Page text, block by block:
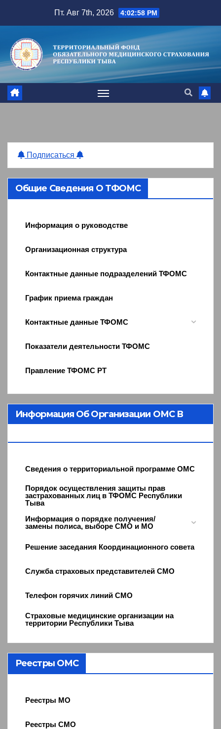
содержимому
Пт. Авг 7th, 2026 4:02:58 PM
Подписаться
Общие Сведения О ТФОМС
Информация о руководстве
Организационная структура
Контактные данные подразделений ТФОМС
График приема граждан
Контактные данные ТФОМС
Показатели деятельности ТФОМС
Правление ТФОМС РТ
Информация Об Организации ОМС В
Сведения о территориальной программе ОМС
Порядок осуществления защиты прав
застрахованных лиц в ТФОМС Республики
Тыва
Информация о порядке получения/
замены полиса, выборе СМО и МО
Решение заседания Координационного совета
Служба страховых представителей СМО
Телефон горячих линий СМО
Страховые медицинские организации на
территории Республики Тыва
Реестры ОМС
Реестры МО
Реестры СМО